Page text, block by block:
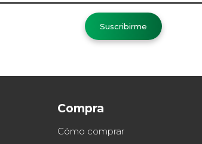
Compra
Cómo comprar
Suscribirme